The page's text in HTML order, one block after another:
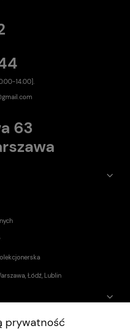
14.00].
63
Łódź, Lublin
prywatność